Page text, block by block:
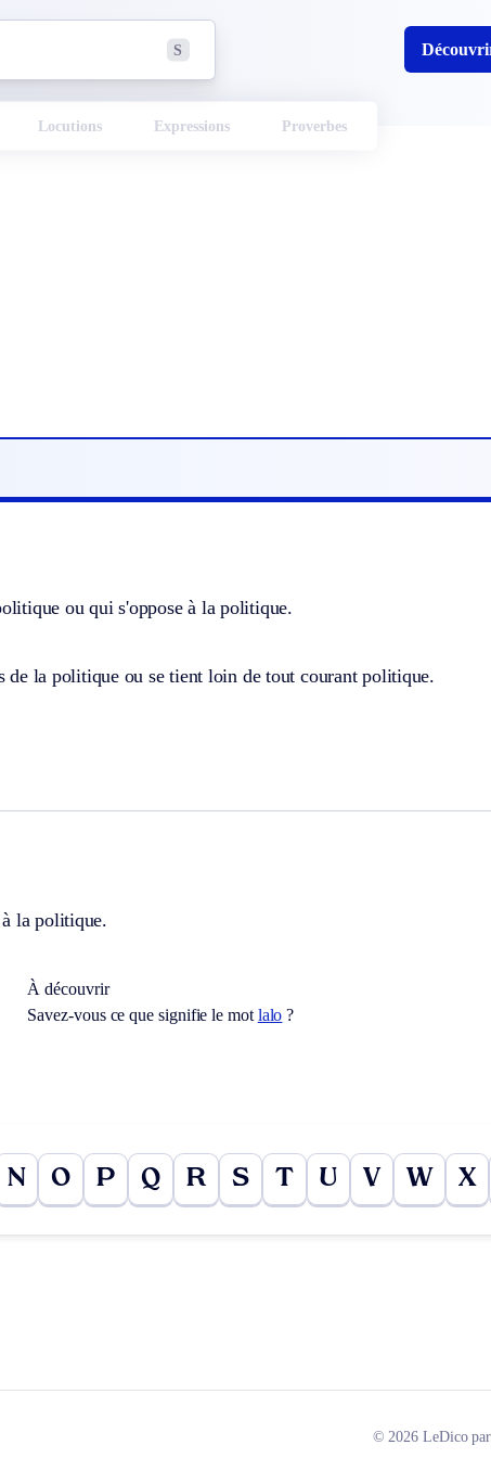
S
Locutions Expressions Proverbes
ou qui s'oppose à la politique.
de la politique ou se tient loin de tout courant politique.
la politique.
À découvrir
Savez-vous ce que signifie le mot lalo ?
N O P Q R S T U V W X
© 2026 LeDico